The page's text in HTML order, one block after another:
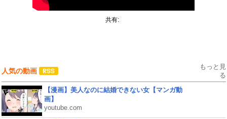
共有:
人気の動画
もっと見
る
【漫画】美人なのに結婚できない女【マンガ動
画】
youtube.com